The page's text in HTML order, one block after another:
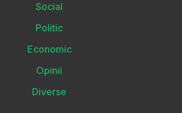
Social
Politic
Economic
Opinii
Diverse